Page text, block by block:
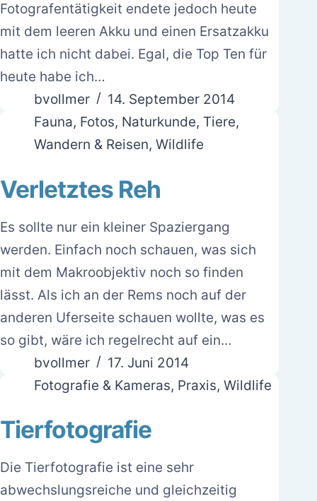
Fotografentätigkeit endete jedoch heute
mit dem leeren Akku und einen Ersatzakku
hatte ich nicht dabei. Egal, die Top Ten für
heute habe ich…
bvollmer
14. September 2014
Fauna, Fotos, Naturkunde, Tiere,
Wandern & Reisen, Wildlife
Verletztes Reh
Es sollte nur ein kleiner Spaziergang
werden. Einfach noch schauen, was sich
mit dem Makroobjektiv noch so finden
lässt. Als ich an der Rems noch auf der
anderen Uferseite schauen wollte, was es
so gibt, wäre ich regelrecht auf ein…
bvollmer
17. Juni 2014
Fotografie & Kameras, Praxis, Wildlife
Tierfotografie
Die Tierfotografie ist eine sehr
abwechslungsreiche und gleichzeitig